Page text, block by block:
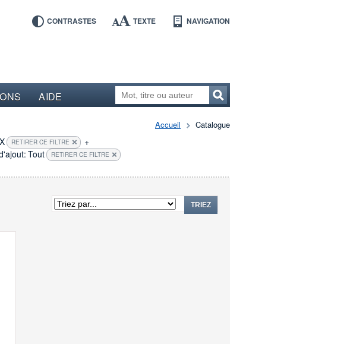
CONTRASTES TEXTE NAVIGATION
AIDE
Accueil Catalogue
RETIRER CE FILTRE
+
Tout RETIRER CE FILTRE
TRIEZ